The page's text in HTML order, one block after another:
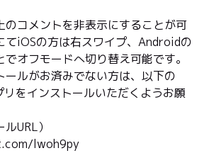
コメントを非表示にすることが可
てiOSの方は右スワイプ、Androidの
オフモードへ切り替え可能です。
ルがお済みでない方は、以下の
をインストールいただくようお願
URL）
lwoh9py